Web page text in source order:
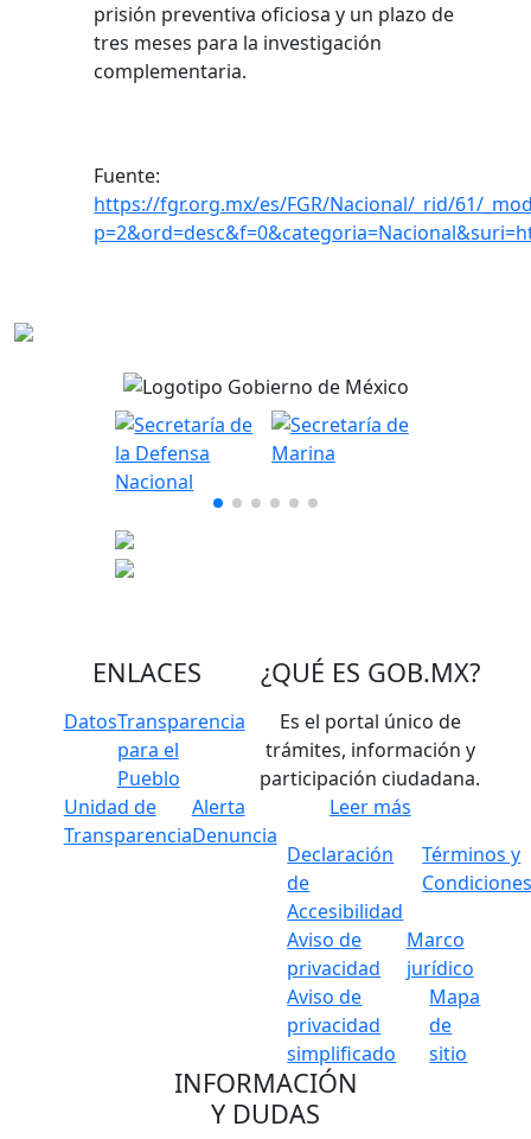
prisión preventiva oficiosa y un plazo de
tres meses para la investigación
complementaria.
Fuente:
https://fgr.org.mx/es/FGR/Nacional/_rid/61/
ENLACES
DatosTransparencia
para el
Pueblo
Unidad de
Transparencia
Alerta
Denuncia
¿QUÉ ES GOB.MX?
Es el portal único de
trámites, información y
participación ciudadana.
Leer más
Declaración
de
Accesibilidad
Términos y
Aviso de
privacidad
Marco
jurídico
Aviso de
privacidad
simplificado
Mapa
de
sitio
INFORMACIÓN
Y DUDAS